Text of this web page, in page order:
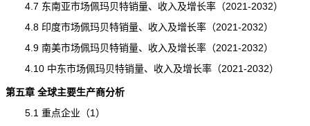
4.7 东南亚市场佩玛贝特销量、收入及增长率（2021-2032）
4.8 印度市场佩玛贝特销量、收入及增长率（2021-2032）
4.9 南美市场佩玛贝特销量、收入及增长率（2021-2032）
4.10 中东市场佩玛贝特销量、收入及增长率（2021-2032）
第五章 全球主要生产商分析
5.1 重点企业（1）